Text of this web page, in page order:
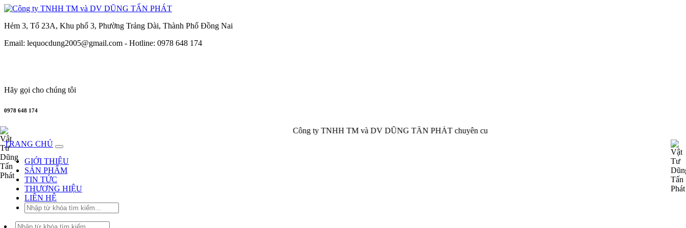
Hẻm 3, Tổ 23A, Khu phố 3, Phường Trảng Dài, Thành Phố Đồng Nai
Email: lequocdung2005@gmail.com - Hotline: 0978 648 174
Hãy gọi cho chúng tôi
0978 648 174
Công ty TNHH TM và DV DŨNG TẤN PHÁT chuyên cung cấp, phân phối thiết bị công nghiệp của nhiều hãng nổi tiếng trên
TRANG CHỦ
GIỚI THIỆU
SẢN PHẨM
TIN TỨC
THƯƠNG HIỆU
LIÊN HỆ